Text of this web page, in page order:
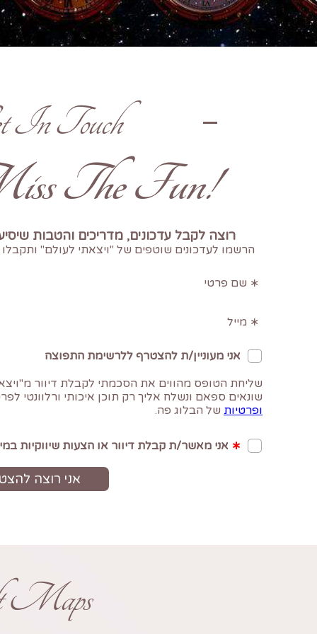
In Touch
!Don't Miss The Fun
Maps